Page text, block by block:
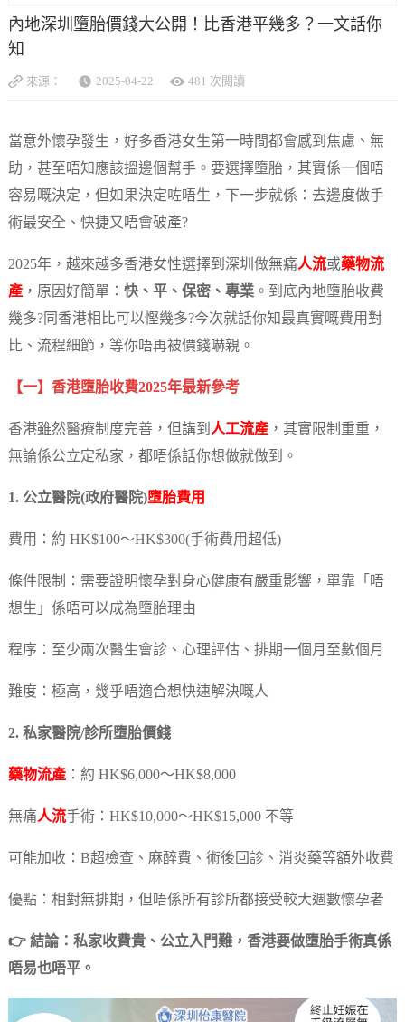
內地深圳墮胎價錢大公開！比香港平幾多？一文話你
知
來源： 2025-04-22 481 次閱讀
當意外懷孕發生，好多香港女生第一時間都會感到焦慮、無
助，甚至唔知應該搵邊個幫手。要選擇墮胎，其實係一個唔
容易嘅決定，但如果決定咗唔生，下一步就係：去邊度做手
術最安全、快捷又唔會破產?
2025年，越來越多香港女性選擇到深圳做無痛人流或藥物流
產，原因好簡單： 快、平、保密、專業。到底內地墮胎收費
幾多?同香港相比可以慳幾多?今次就話你知最真實嘅費用對
比、流程細節，等你唔再被價錢嚇親。
【一】香港墮胎收費2025年最新參考
香港雖然醫療制度完善，但講到 人工流產，其實限制重重，
無論係公立定私家，都唔係話你想做就做到。
1. 公立醫院(政府醫院)墮胎費用
費用：約 HK$100～HK$300(手術費用超低)
條件限制：需要證明懷孕對身心健康有嚴重影響，單靠「唔
想生」係唔可以成為墮胎理由
程序：至少兩次醫生會診、心理評估、排期一個月至數個月
難度：極高，幾乎唔適合想快速解決嘅人
2. 私家醫院/診所墮胎價錢
藥物流產：約 HK$6,000～HK$8,000
無痛人流手術：HK$10,000～HK$15,000 不等
可能加收：B超檢查、麻醉費、術後回診、消炎藥等額外收費
優點：相對無排期，但唔係所有診所都接受較大週數懷孕者
👉 結論：私家收費貴、公立入門難，香港要做墮胎手術真係
唔易也唔平。